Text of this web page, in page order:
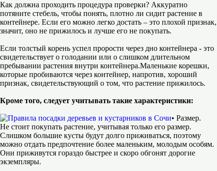
Как должна проходить процедура проверки? Аккуратно
потяните стебель, чтобы понять, плотно ли сидит растение в
контейнере. Если его можно легко достать – это плохой признак,
значит, оно не прижилось и лучше его не покупать.
Если толстый корень успел прорости через дно контейнера - это
свидетельствует о голодании или о слишком длительном
пребывании растения внутри контейнера.Маленькие корешки,
которые пробиваются через контейнер, напротив, хороший
признак, свидетельствующий о том, что растение прижилось.
Кроме того, следует учитывать такие характеристики:
• Размер.
Не стоит покупать растение, учитывая только его размер.
Слишком большие кусты будут долго приживаться, поэтому
можно отдать предпочтение более маленьким, молодым особям.
Они приживутся гораздо быстрее и скоро обгонят дорогие
экземпляры.